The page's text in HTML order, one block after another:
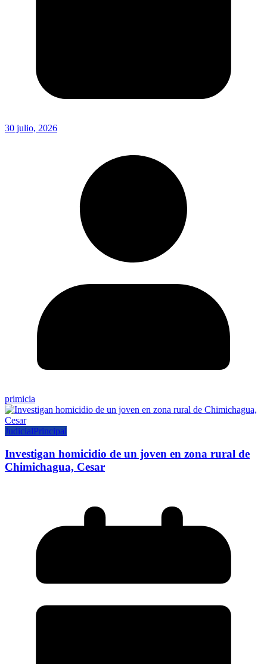
30 julio, 2026
primicia
JudicialPrincipal
Investigan homicidio de un joven en zona rural de
Chimichagua, Cesar